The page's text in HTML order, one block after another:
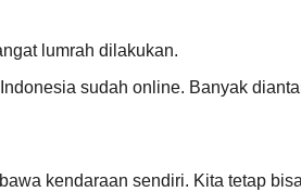
lumrah dilakukan.
sudah online. Banyak
kendaraan sendiri. Kita tetap